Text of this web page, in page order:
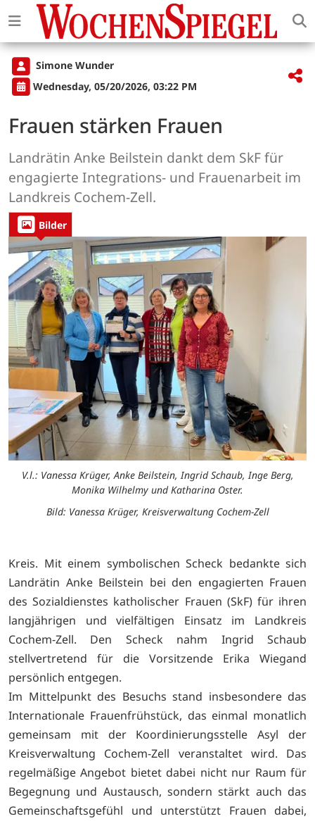
Simone Wunder
Wednesday, 05/20/2026, 03:22 PM
Frauen stärken Frauen
Landrätin Anke Beilstein dankt dem SkF für
engagierte Integrations- und Frauenarbeit im
Landkreis Cochem-Zell.
Bilder
V.l.: Vanessa Krüger, Anke Beilstein, Ingrid Schaub, Inge Berg,
Monika Wilhelmy und Katharina Oster.
Bild: Vanessa Krüger, Kreisverwaltung Cochem-Zell
Kreis. Mit einem symbolischen Scheck bedankte sich
Landrätin Anke Beilstein bei den engagierten Frauen
des Sozialdienstes katholischer Frauen (SkF) für ihren
langjährigen und vielfältigen Einsatz im Landkreis
Cochem-Zell. Den Scheck nahm Ingrid Schaub
stellvertretend für die Vorsitzende Erika Wiegand
persönlich entgegen.
Im Mittelpunkt des Besuchs stand insbesondere das
Internationale Frauenfrühstück, das einmal monatlich
gemeinsam mit der Koordinierungsstelle Asyl der
Kreisverwaltung Cochem-Zell veranstaltet wird. Das
regelmäßige Angebot bietet dabei nicht nur Raum für
Begegnung und Austausch, sondern stärkt auch das
Gemeinschaftsgefühl und unterstützt Frauen dabei,